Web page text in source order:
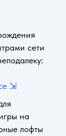
сети
⇲
на
лофты